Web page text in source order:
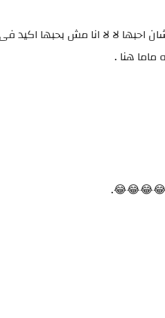
احبها لا لا انا مش بحبها اكيد
هنا .